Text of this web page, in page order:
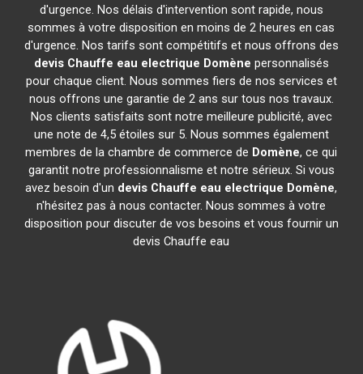
d'urgence. Nos délais d'intervention sont rapide, nous
sommes à votre disposition en moins de 2 heures en cas
d'urgence. Nos tarifs sont compétitifs et nous offrons des
devis Chauffe eau electrique Domène personnalisés
pour chaque client. Nous sommes fiers de nos services et
nous offrons une garantie de 2 ans sur tous nos travaux.
Nos clients satisfaits sont notre meilleure publicité, avec
une note de 4,5 étoiles sur 5. Nous sommes également
membres de la chambre de commerce de Domène, ce qui
garantit notre professionnalisme et notre sérieux. Si vous
avez besoin d'un devis Chauffe eau electrique Domène,
n'hésitez pas à nous contacter. Nous sommes à votre
disposition pour discuter de vos besoins et vous fournir un
devis Chauffe eau